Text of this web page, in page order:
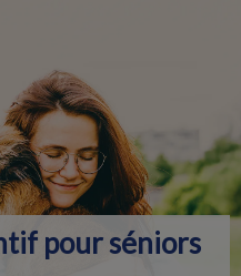
pour séniors